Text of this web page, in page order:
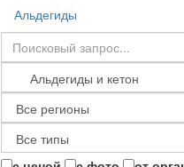
Альдегиды